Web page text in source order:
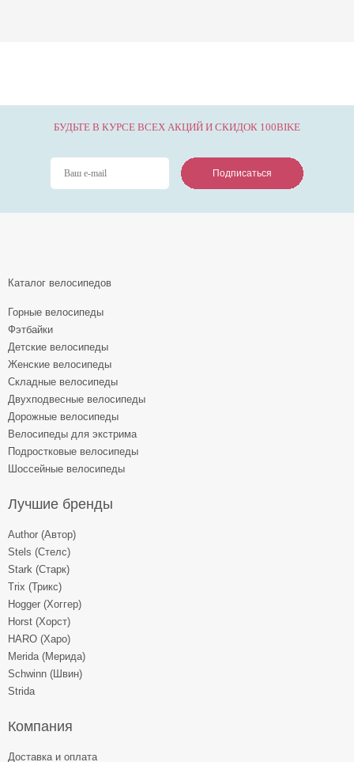
БУДЬТЕ В КУРСЕ ВСЕХ АКЦИЙ И СКИДОК 100BIKE
Подписаться
Подписаться
Подписаться
Каталог велосипедов
Горные велосипеды
Фэтбайки
Детские велосипеды
Женские велосипеды
Складные велосипеды
Двухподвесные велосипеды
Дорожные велосипеды
Велосипеды для экстрима
Подростковые велосипеды
Шоссейные велосипеды
Лучшие бренды
Author (Автор)
Stels (Стелс)
Stark (Старк)
Trix (Трикс)
Hogger (Хоггер)
Horst (Хорст)
HARO (Харо)
Merida (Мерида)
Schwinn (Швин)
Strida
Компания
Доставка и оплата